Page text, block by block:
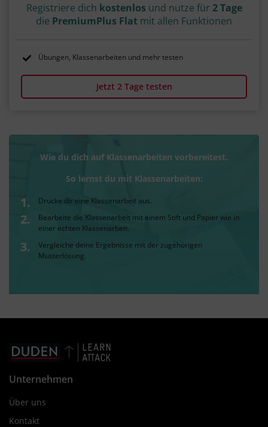
Registriere dich kostenlos und nutze für 2 Tage
die PremiumPlus Flat mit allen Funktionen
Übungen, Klassenarbeiten und mehr testen
Jetzt 2 Tage testen
Wie du dich auf Klassenarbeiten vorbereitest.
So lernst du mit Klassenarbeiten:
Drucke dir eine Klassenarbeit aus.
Bearbeite die Klassenarbeit mit einem Stift und Papier wie in
einer echten Klassenarbeit.
Vergleiche deine Ergebnisse mit der zugehörigen
Musterlösung.
Unternehmen
Über uns
Kontakt